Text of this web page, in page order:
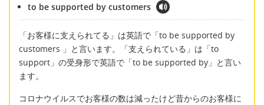
to be supported by customers
「お客様に支えられてる」は英語で「to be supported by
customers 」と言います。「支えられている」は「to
support」の受身形で英語で「to be supported by」と言い
ます。
コロナウイルスでお客様の数は減ったけど昔からのお客様に